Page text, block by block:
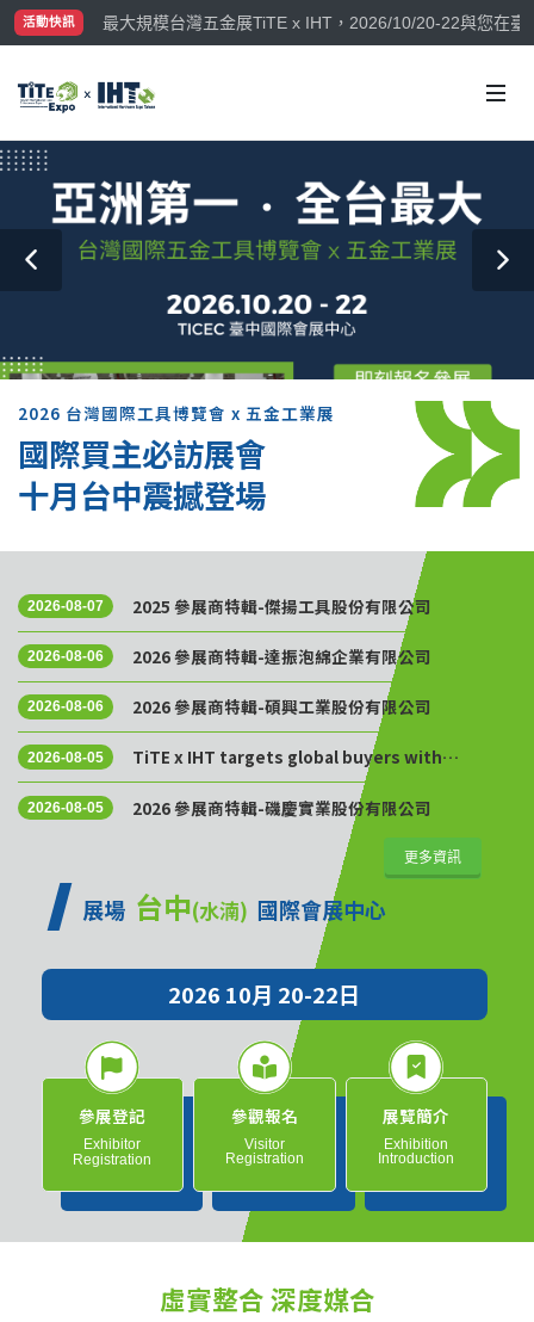
活動快訊
最大規模台灣五金展TiTE x IHT，2026/10/20-22與您在臺
國際買主補助名額有限，立即申請！
2026 台灣國際工具博覽會 x 五金工業展
國際買主必訪展會
十月台中震撼登場
2026-08-07 2025 參展商特輯-傑揚工具股份有限公司
2026-08-06 2026 參展商特輯-達振泡綿企業有限公司
2026-08-06 2026 參展商特輯-碩興工業股份有限公司
2026-08-05
TiTE x IHT targets global buyers with
Golden Sourcing Week
2026-08-05 2026 參展商特輯-磯慶實業股份有限公司
更多資訊
展場 台中(水湳) 國際會展中心
2026 10月 20-22日
參展登記
Exhibitor
Registration
參觀報名
Visitor
Registration
展覽簡介
Exhibition
Introduction
虛實整合 深度媒合